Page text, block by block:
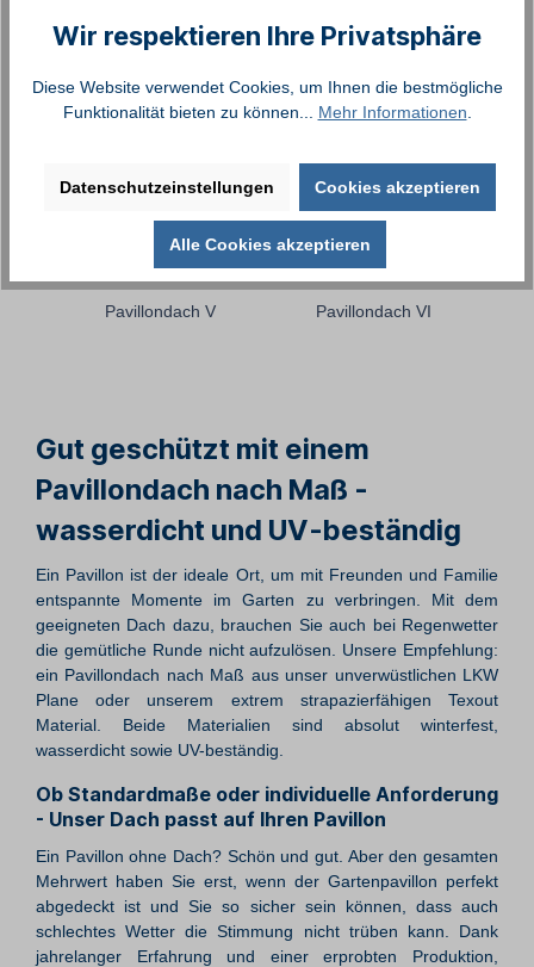
Gut geschützt mit einem
Pavillondach nach Maß -
wasserdicht und UV-beständig
Ein Pavillon ist der ideale Ort, um mit Freunden und Familie
entspannte Momente im Garten zu verbringen. Mit dem
geeigneten Dach dazu, brauchen Sie auch bei Regenwetter
die gemütliche Runde nicht aufzulösen. Unsere Empfehlung:
ein Pavillondach nach Maß aus unser unverwüstlichen LKW
Plane oder unserem extrem strapazierfähigen Texout
Material. Beide Materialien sind absolut winterfest,
wasserdicht sowie UV-beständig.
Ob Standardmaße oder individuelle Anforderung
- Unser Dach passt auf Ihren Pavillon
Ein Pavillon ohne Dach? Schön und gut. Aber den gesamten
Mehrwert haben Sie erst, wenn der Gartenpavillon perfekt
abgedeckt ist und Sie so sicher sein können, dass auch
schlechtes Wetter die Stimmung nicht trüben kann. Dank
jahrelanger Erfahrung und einer erprobten Produktion,
Wir respektieren Ihre Privatsphäre
Diese Website verwendet Cookies, um Ihnen die bestmögliche
Funktionalität bieten zu können... Mehr Informationen
Datenschutzeinstellungen Cookies akzeptieren
Alle Cookies akzeptieren